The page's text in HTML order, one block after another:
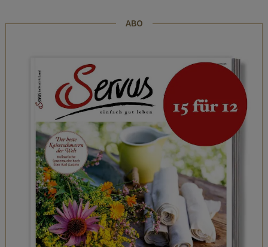
ABO